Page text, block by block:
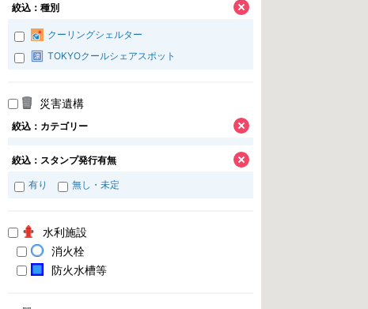
絞込：種別
クーリングシェルター
TOKYOクールシェアスポット
災害遺構
絞込：カテゴリー
絞込：スタンプ発行有無
有り 無し・未定
水利施設
消火栓
防火水槽等